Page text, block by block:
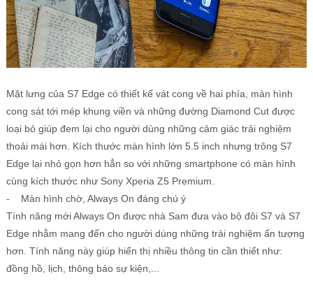
Mặt lưng của S7 Edge có thiết kế vát cong về hai phía, màn hình
cong sát tới mép khung viền và những đường Diamond Cut được
loại bỏ giúp đem lại cho người dùng những cảm giác trải nghiệm
thoải mái hơn. Kích thước màn hình lớn 5.5 inch nhưng trông S7
Edge lại nhỏ gọn hơn hẳn so với những smartphone có màn hình
cùng kích thước như Sony Xperia Z5 Premium.
- Màn hình chờ, Always On đáng chú ý
Tính năng mới Always On được nhà Sam đưa vào bộ đôi S7 và S7
Edge nhằm mang đến cho người dùng những trải nghiệm ấn tượng
hơn. Tính năng này giúp hiển thị nhiều thông tin cần thiết như:
đồng hồ, lịch, thông báo sự kiện,...